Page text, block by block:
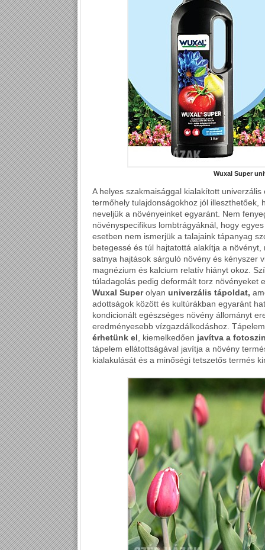
Wuxal Super
A helyes szakmaisággal kialakított
termőhely tulajdonságokhoz jól illeszthetőek,
neveljük a növényeinket egyaránt. Nem
növényspecifikus lombtrágyáknál, hogy
esetben nem ismerjük a talajaink tápanyag
betegessé és túl hajtatottá alakítja a
satnya hajtások sárguló növény és kényszer
magnézium és kalcium relatív hiányt okoz.
túladagolás pedig deformált torz növényeket
Wuxal Superolyan univerzális tápoldat,
adottságok között és kultúrákban egyaránt
kondicionált egészséges növény állományt
eredményesebb vízgazdálkodáshoz.
érhetünk el , kiemelkedően javítva a
tápelem ellátottságával javítja a növény
kialakulását és a minőségi tetszetős termés